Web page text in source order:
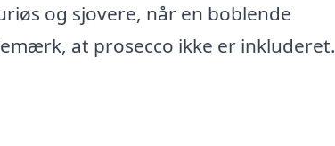
og sjovere, når en boblende
at prosecco ikke er inkluderet.